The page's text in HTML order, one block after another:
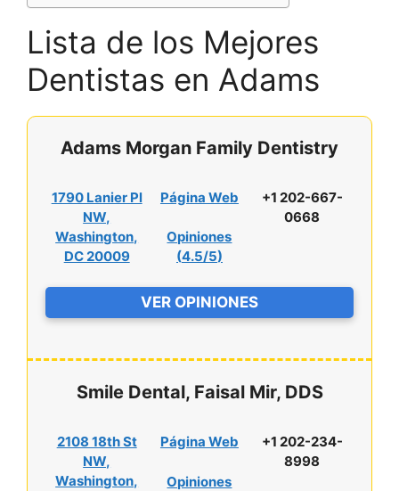
Lista de los Mejores
Dentistas en Adams
Adams Morgan Family Dentistry
1790 Lanier Pl
NW,
Washington,
DC 20009
Página Web
Opiniones
(4.5/5)
+1 202-667-
0668
VER OPINIONES
Smile Dental, Faisal Mir, DDS
2108 18th St
NW,
Washington,
Página Web
Opiniones
+1 202-234-
8998